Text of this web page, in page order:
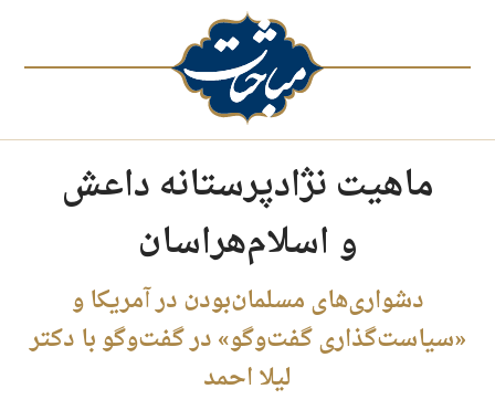
ماهیت نژادپرستانه داعش
و اسلام‌هراسان
دشواری‌های مسلمان‌بودن در آمریکا و
«سیاست‌گذاری گفت‌وگو» در گفت‌وگو با دکتر
لیلا احمد